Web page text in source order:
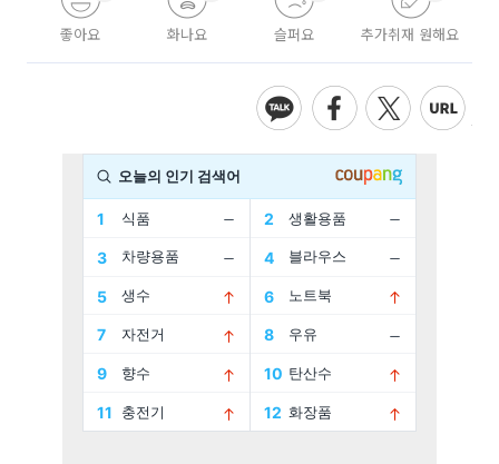
좋아요 화나요 슬퍼요 추가취재 원해요